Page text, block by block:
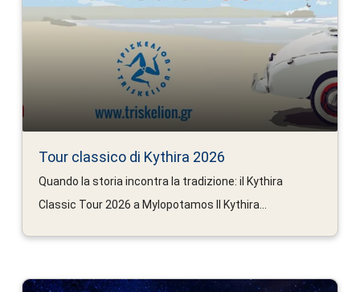
Tour classico di Kythira 2026
Quando la storia incontra la tradizione: il Kythira
Classic Tour 2026 a Mylopotamos Il Kythira...